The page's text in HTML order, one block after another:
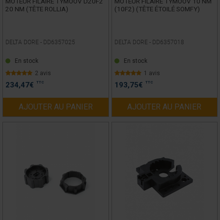
20 NM (TÊTE ROLLIA)
DELTA DORE - DD6357025
En stock
2 avis
234,47€ TTC
AJOUTER AU PANIER
(10F2) (TÊTE ÉTOILÉ SOMFY)
DELTA DORE - DD6357018
En stock
1 avis
193,75€ TTC
AJOUTER AU PANIER